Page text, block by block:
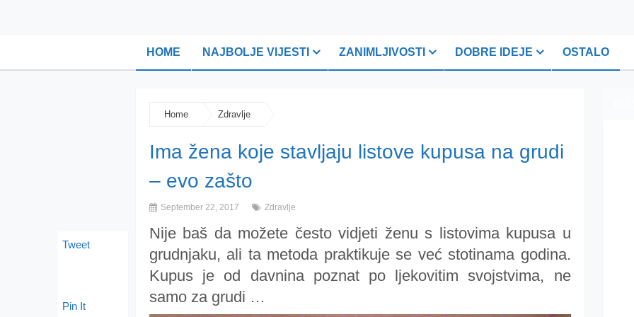
HOME NAJBOLJE VIJESTI ZANIMLJIVOSTI DOBRE IDEJE OSTALO
Home Zdravlje
Ima žena koje stavljaju listove kupusa na grudi
– evo zašto
September 22, 2017 Zdravlje
Nije baš da možete često vidjeti ženu s listovima kupusa u
grudnjaku, ali ta metoda praktikuje se već stotinama godina.
Kupus je od davnina poznat po ljekovitim svojstvima, ne
samo za grudi …
Tweet
Pin It